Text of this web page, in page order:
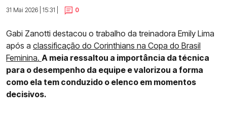
31 Mai 2026 | 15:31 |
0
Gabi Zanotti destacou o trabalho da treinadora Emily Lima
após a classificação do Corinthians na Copa do Brasil
Feminina. A meia ressaltou a importância da técnica
para o desempenho da equipe e valorizou a forma
como ela tem conduzido o elenco em momentos
decisivos.